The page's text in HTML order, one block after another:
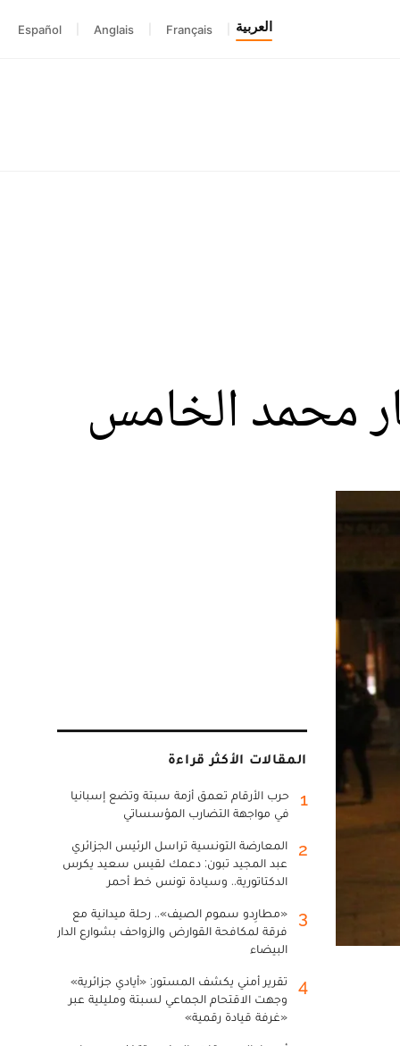
العربية Français
Anglais
Español
محمد الخامس
المقالات الأكثر قراءة
1
حرب الأرقام تعمق أزمة سبتة وتضع إسبانيا
في مواجهة التضارب المؤسساتي
2
المعارضة التونسية تراسل الرئيس الجزائري
عبد المجيد تبون: دعمك لقيس سعيد يكرس
الدكتاتورية.. وسيادة تونس خط أحمر
3
«مطارِدو سموم الصيف».. رحلة ميدانية مع
فرقة لمكافحة القوارض والزواحف بشوارع الدار
البيضاء
4
تقرير أمني يكشف المستور: «أيادي جزائرية»
وجهت الاقتحام الجماعي لسبتة ومليلية عبر
«غرفة قيادة رقمية»